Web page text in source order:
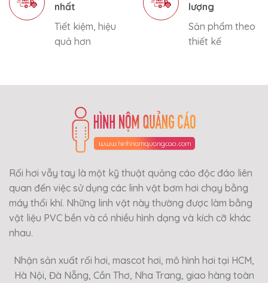
nhất
Tiết kiệm, hiệu
quả hơn
lượng
Sản phẩm theo
thiết kế
Rối hơi vẫy tay là một kỹ thuật quảng cáo độc đáo liên
quan đến việc sử dụng các linh vật bơm hơi chạy bằng
máy thổi khí. Những linh vật này thường được làm bằng
vật liệu PVC bền và có nhiều hình dạng và kích cỡ khác
nhau.
Nhận sản xuất rối hơi, mascot hơi, mô hình hơi tại HCM,
Hà Nội, Đà Nẵng, Cần Thơ, Nha Trang, giao hàng toàn